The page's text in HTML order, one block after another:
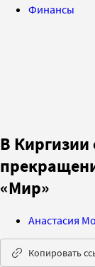
Финансы
В
«Мир»
Анастасия
Копировать